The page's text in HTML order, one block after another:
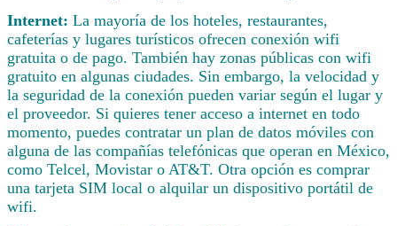
Internet: La mayoría de los hoteles, restaurantes,
cafeterías y lugares turísticos ofrecen conexión wifi
gratuita o de pago. También hay zonas públicas con wifi
gratuito en algunas ciudades. Sin embargo, la velocidad y
la seguridad de la conexión pueden variar según el lugar y
el proveedor. Si quieres tener acceso a internet en todo
momento, puedes contratar un plan de datos móviles con
alguna de las compañías telefónicas que operan en México,
como Telcel, Movistar o AT&T. Otra opción es comprar
una tarjeta SIM local o alquilar un dispositivo portátil de
wifi.